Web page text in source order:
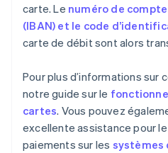
carte. Le numéro de
(IBAN) et le code
carte de débit sont alors
Pour plus d’informations sur
notre guide sur le
cartes. Vous pouvez
excellente assistance pour
paiements sur les systèmes